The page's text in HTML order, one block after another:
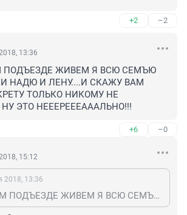
+2 –2
13:36
ЖИВЕМ Я ВСЮ СЕМЪЮ
НАДЮ И ЛЕНУ....И СКАЖУ ВАМ
ТОЛЬКО НИКОМУ НЕ
НУ ЭТО НЕЕЕРЕЕЕАААЛЬНО!!!
+6 –0
15:12
2018, 13:36
МЫ В ОДНОМ ПОДЪЕЗДЕ ЖИВЕМ Я ВСЮ СЕМЪЮ ЗНАЮ И ЮРУ И НАДЮ И ЛЕНУ....И СКАЖУ ВАМ ОДНО ПО СЕКРЕТУ ТОЛЬКО НИКОМУ НЕ ГОВОРИТЕ..... НУ ЭТО НЕЕЕРЕЕЕАААЛЬНО!!!